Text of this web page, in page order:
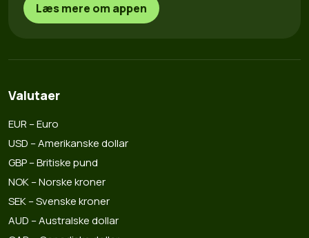
Læs mere om appen
Valutaer
EUR – Euro
USD – Amerikanske dollar
GBP – Britiske pund
NOK – Norske kroner
SEK – Svenske kroner
AUD – Australske dollar